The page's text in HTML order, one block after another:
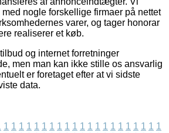
nogle forskellige firmaer på nettet
varer, og tager honorar
realiserer et køb.
og internet forretninger
men man kan ikke stille os ansvarlig
er foretaget efter at vi sidste
data.
1 1 1 1 1 1 1 1 1 1 1 1 1 1 1 1 1 1 1 1 1